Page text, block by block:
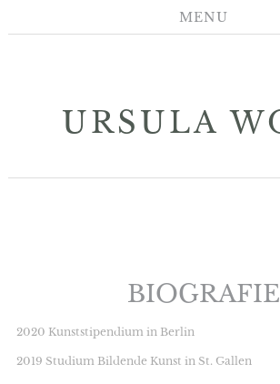
MENU
URSULA
BIOGRAFIE
2020 Kunststipendium in Berlin
2019 Studium Bildende Kunst in St. Gallen